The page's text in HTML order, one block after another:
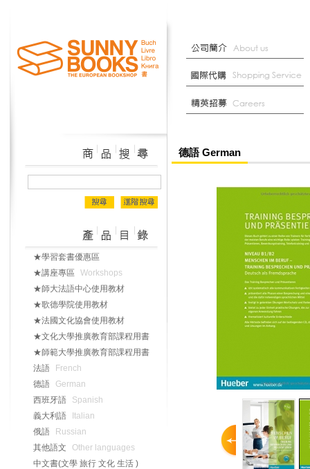
★學習套書優惠區
★講座專區
Workshops
★師大法語中心使用教材
★歌德學院使用教材
★法國文化協會使用教材
★文化大學推廣教育部課程用書
★師範大學推廣教育部課程用書
法語
French
德語
German
西班牙語
Spanish
義大利語
Italian
俄語
Russian
其他語文
Other languages
中文書(文學 旅行 文化 生活 )
德語 German